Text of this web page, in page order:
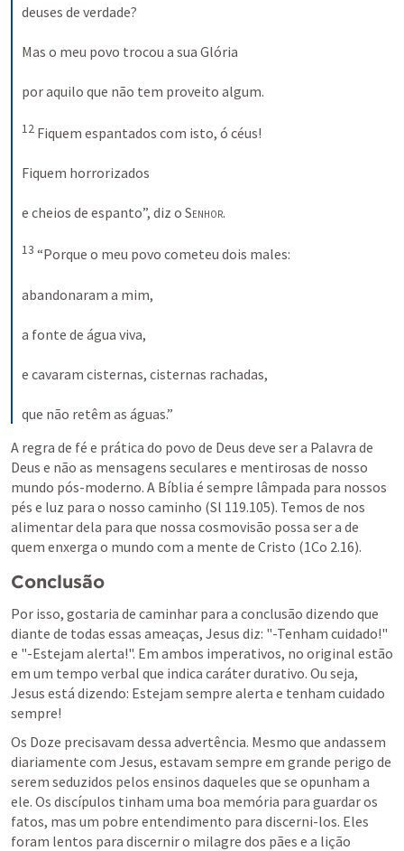
deuses de verdade?
Mas o meu povo trocou a sua Glória
por aquilo que não tem proveito algum.
12 Fiquem espantados com isto, ó céus!
Fiquem horrorizados
e cheios de espanto”, diz o Senhor.
13 “Porque o meu povo cometeu dois males:
abandonaram a mim,
a fonte de água viva,
e cavaram cisternas, cisternas rachadas,
que não retêm as águas.”
A regra de fé e prática do povo de Deus deve ser a Palavra de
Deus e não as mensagens seculares e mentirosas de nosso
mundo pós-moderno. A Bíblia é sempre lâmpada para nossos
pés e luz para o nosso caminho (Sl 119.105). Temos de nos
alimentar dela para que nossa cosmovisão possa ser a de
quem enxerga o mundo com a mente de Cristo (1Co 2.16).
Conclusão
Por isso, gostaria de caminhar para a conclusão dizendo que
diante de todas essas ameaças, Jesus diz: "-Tenham cuidado!"
e "-Estejam alerta!". Em ambos imperativos, no original estão
em um tempo verbal que indica caráter durativo. Ou seja,
Jesus está dizendo: Estejam sempre alerta e tenham cuidado
sempre!
Os Doze precisavam dessa advertência. Mesmo que andassem
diariamente com Jesus, estavam sempre em grande perigo de
serem seduzidos pelos ensinos daqueles que se opunham a
ele. Os discípulos tinham uma boa memória para guardar os
fatos, mas um pobre entendimento para discerni-los. Eles
foram lentos para discernir o milagre dos pães e a lição